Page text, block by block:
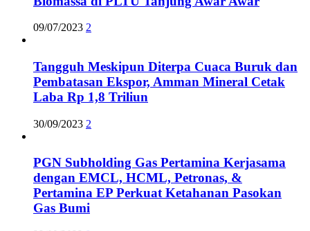
09/07/2023 2
Tangguh Meskipun Diterpa Cuaca Buruk dan
Pembatasan Ekspor, Amman Mineral Cetak
Laba Rp 1,8 Triliun
30/09/2023 2
PGN Subholding Gas Pertamina Kerjasama
dengan EMCL, HCML, Petronas, &
Pertamina EP Perkuat Ketahanan Pasokan
Gas Bumi